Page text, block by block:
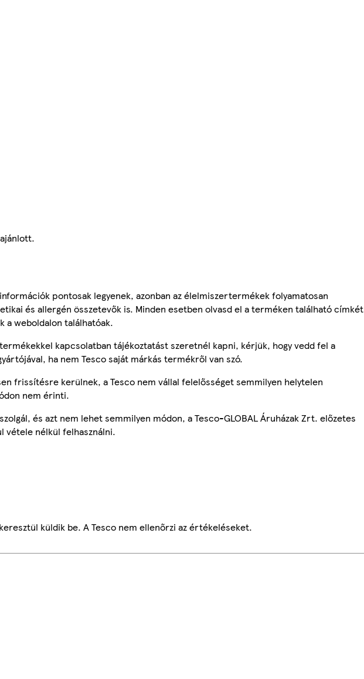
pontosak legyenek, azonban az élelmiszertermékek folyamatosan
és allergén összetevők is. Minden esetben olvasd el a terméken található címkét
a weboldalon találhatóak.
kapcsolatban tájékoztatást szeretnél kapni, kérjük, hogy vedd fel a
ha nem Tesco saját márkás termékről van szó.
frissítésre kerülnek, a Tesco nem vállal felelősséget semmilyen helytelen
nem érinti.
és azt nem lehet semmilyen módon, a Tesco-GLOBAL Áruházak Zrt. előzetes
vétele nélkül felhasználni.
küldik be. A Tesco nem ellenőrzi az értékeléseket.